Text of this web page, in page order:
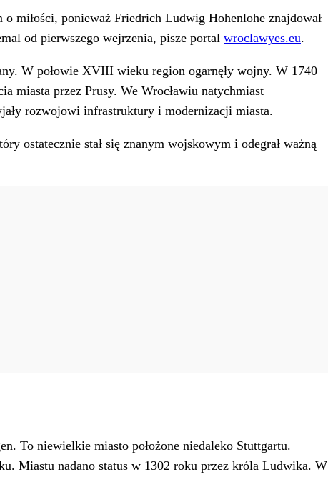
miłości, ponieważ Friedrich Ludwig Hohenlohe znajdował
od pierwszego wejrzenia, pisze portal wroclawyes.eu.
W połowie XVIII wieku region ogarnęły wojny. W 1740
miasta przez Prusy. We Wrocławiu natychmiast
rozwojowi infrastruktury i modernizacji miasta.
ostatecznie stał się znanym wojskowym i odegrał ważną
To niewielkie miasto położone niedaleko Stuttgartu.
Miastu nadano status w 1302 roku przez króla Ludwika. W